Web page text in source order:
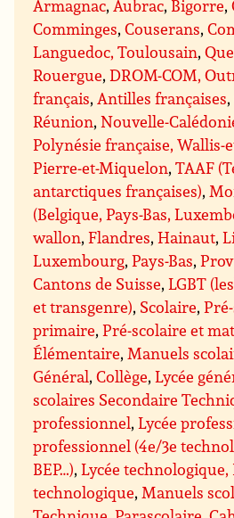
Armagnac, Aubrac, Bigorre,
Comminges,Couserans,
Languedoc, Toulousain,
Rouergue,DROM-COM,
français, Antilles françaises,
Réunion,Nouvelle-
Polynésie française, Wallis-
Pierre-et-Miquelon,TAAF
antarctiques françaises),
(Belgique, Pays-Bas,
wallon,Flandres,Hainaut,
Luxembourg,Pays-Bas,
Cantons de Suisse,LGBT
et transgenre), Scolaire,
primaire,Pré-scolaire et
Élémentaire, Manuels
Général,Collège,Lycée
scolaires Secondaire
professionnel,Lycée
professionnel (4e/3e
BEP…),Lycée technologique,
technologique, Manuels